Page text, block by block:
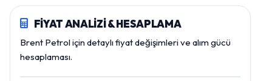
FİYAT ANALİZİ & HESAPLAMA
Brent Petrol için detaylı fiyat değişimleri ve alım gücü
hesaplaması.